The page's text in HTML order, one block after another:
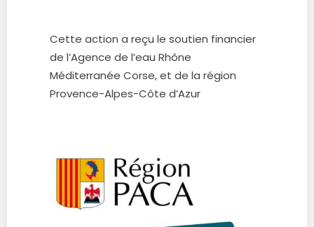
Cette action a reçu le soutien financier
de l’Agence de l’eau Rhône
Méditerranée Corse, et de la région
Provence-Alpes-Côte d’Azur